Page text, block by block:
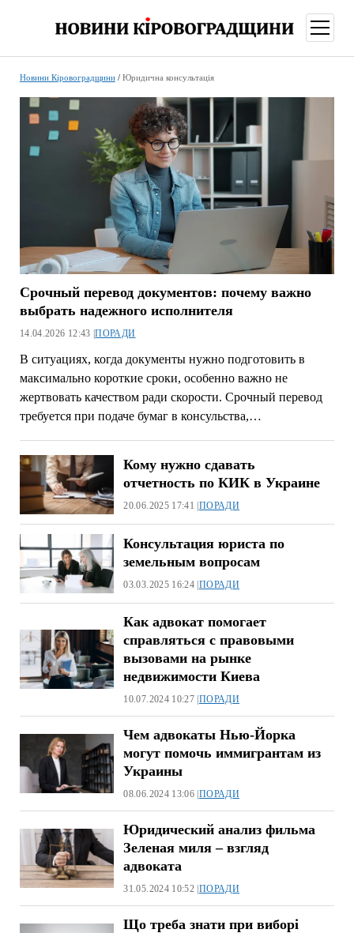
меню
Новини Кіровоградщини/ Юридична консультація
Срочный перевод документов: почему важно
выбрать надежного исполнителя
14.04.2026 12:43 |ПОРАДИ
В ситуациях, когда документы нужно подготовить в
максимально короткие сроки, особенно важно не
жертвовать качеством ради скорости. Срочный перевод
требуется при подаче бумаг в консульства,…
Кому нужно сдавать
отчетность по КИК в Украине
20.06.2025 17:41 | ПОРАДИ
Консультация юриста по
земельным вопросам
03.03.2025 16:24 | ПОРАДИ
Как адвокат помогает
справляться с правовыми
вызовами на рынке
недвижимости Киева
10.07.2024 10:27 | ПОРАДИ
Чем адвокаты Нью-Йорка
могут помочь иммигрантам из
Украины
08.06.2024 13:06 | ПОРАДИ
Юридический анализ фильма
Зеленая миля – взгляд
адвоката
31.05.2024 10:52 | ПОРАДИ
Що треба знати при виборі